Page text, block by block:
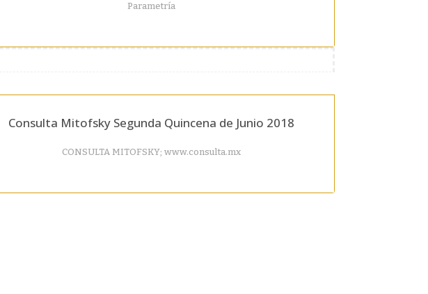
Parametría
Consulta Mitofsky Segunda Quincena de Junio 2018
CONSULTA MITOFSKY; www.consulta.mx